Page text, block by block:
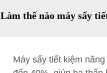
Làm thế nào máy sấy
Máy sấy tiết kiệm